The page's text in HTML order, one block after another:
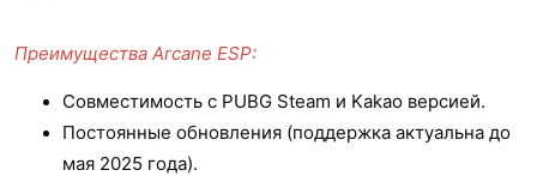
Преимущества Arcane ESP:
Совместимость с PUBG Steam и Kakao версией.
Постоянные обновления (поддержка актуальна до
мая 2025 года).